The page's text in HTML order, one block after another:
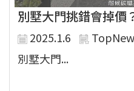
別墅大門挑錯會掉價
2025.1.6
別墅大門...